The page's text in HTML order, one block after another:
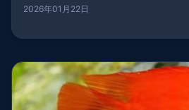
2026年01月22日